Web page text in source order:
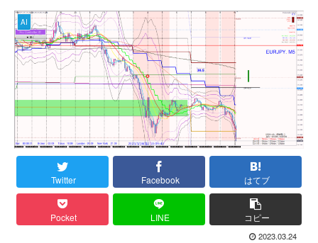
AI
Twitter Facebook はてブ
Pocket LINE コピー
2023.03.24